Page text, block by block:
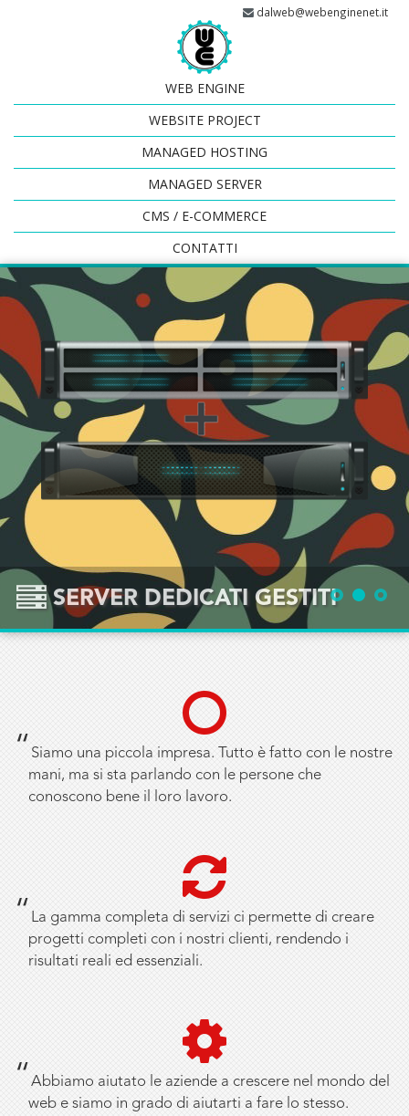
dalweb@webenginenet.it
WEB ENGINE
WEBSITE PROJECT
MANAGED HOSTING
MANAGED SERVER
CMS / E-COMMERCE
CONTATTI
SERVER DEDICATI GESTITI
Siamo una piccola impresa. Tutto è fatto con le nostre
mani, ma si sta parlando con le persone che
conoscono bene il loro lavoro.
La gamma completa di servizi ci permette di creare
progetti completi con i nostri clienti, rendendo i
risultati reali ed essenziali.
Abbiamo aiutato le aziende a crescere nel mondo del
web e siamo in grado di aiutarti a fare lo stesso.